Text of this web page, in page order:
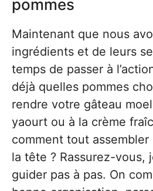
pommes
Maintenant que nous
ingrédients et de leurs
temps de passer à
déjà quelles pommes
rendre votre gâteau
yaourt ou à la crème
comment tout assembler
la tête ? Rassurez-vous,
guider pas à pas. On